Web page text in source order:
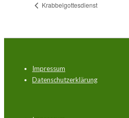
Krabbelgottesdienst
Footer-
Menü
Impressum
Datenschutzerklärung